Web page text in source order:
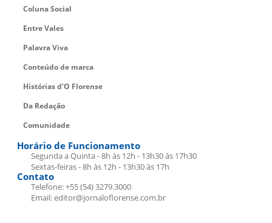
Coluna Social
Entre Vales
Palavra Viva
Conteúdo de marca
Histórias d’O Florense
Da Redação
Comunidade
Horário de Funcionamento
Segunda a Quinta - 8h às 12h - 13h30 às 17h30
Sextas-feiras - 8h às 12h - 13h30 às 17h
Contato
Telefone: +55 (54) 3279.3000
Email: editor@jornaloflorense.com.br